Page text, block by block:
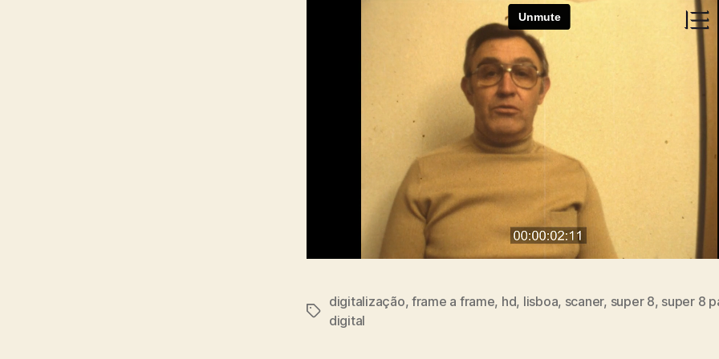
Etiquetas
digitalização, frame a frame, hd, lisboa, scaner, super 8, super 8
digital